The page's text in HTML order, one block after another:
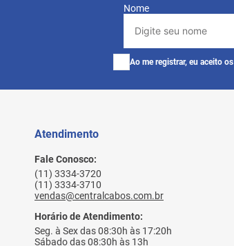
Nome
Ao me registrar, eu aceito os
Atendimento
Fale Conosco:
(11) 3334-3720
(11) 3334-3710
vendas@centralcabos.com.br
Horário de Atendimento:
Seg. à Sex das 08:30h às 17:20h
Sábado das 08:30h às 13h